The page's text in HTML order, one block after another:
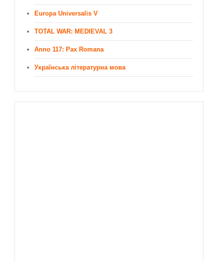
Europa Universalis V
TOTAL WAR: MEDIEVAL 3
Anno 117: Pax Romana
Українська літературна мова